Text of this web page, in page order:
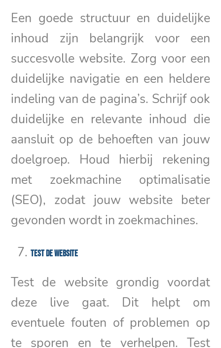
Een goede structuur en duidelijke
inhoud zijn belangrijk voor een
succesvolle website. Zorg voor een
duidelijke navigatie en een heldere
indeling van de pagina’s. Schrijf ook
duidelijke en relevante inhoud die
aansluit op de behoeften van jouw
doelgroep. Houd hierbij rekening
met zoekmachine optimalisatie
(SEO), zodat jouw website beter
gevonden wordt in zoekmachines.
Test de website
Test de website grondig voordat
deze live gaat. Dit helpt om
eventuele fouten of problemen op
te sporen en te verhelpen. Test